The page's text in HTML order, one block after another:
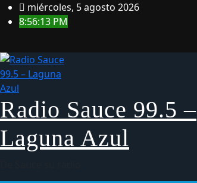
Saltar miércoles, 5 agosto 2026
8:56:13 PM
Radio Sauce 99.5 –
Laguna Azul